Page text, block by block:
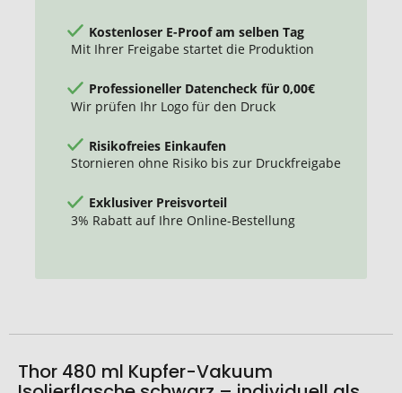
Kostenloser E-Proof am selben Tag
Mit Ihrer Freigabe startet die Produktion
Professioneller Datencheck für 0,00€
Wir prüfen Ihr Logo für den Druck
Risikofreies Einkaufen
Stornieren ohne Risiko bis zur Druckfreigabe
Exklusiver Preisvorteil
3% Rabatt auf Ihre Online-Bestellung
Thor 480 ml Kupfer-Vakuum